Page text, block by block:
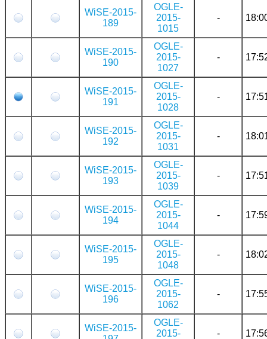
WiSE-2015-
189
OGLE-
2015-
1015
-
WiSE-2015-
190
OGLE-
2015-
1027
-
WiSE-2015-
191
OGLE-
2015-
1028
-
WiSE-2015-
192
OGLE-
2015-
1031
-
WiSE-2015-
193
OGLE-
2015-
1039
-
WiSE-2015-
194
OGLE-
2015-
1044
-
WiSE-2015-
195
OGLE-
2015-
1048
-
WiSE-2015-
196
OGLE-
2015-
1062
-
WiSE-2015-
OGLE-
2015-
-